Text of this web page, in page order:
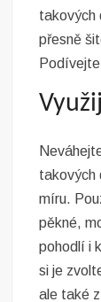
takových
přesně
takových
míru.
pěkné,
pohodlí i
si je
ale také